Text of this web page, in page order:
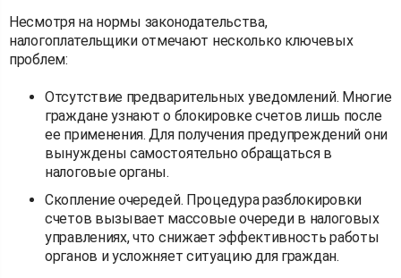
Несмотря на нормы законодательства,
налогоплательщики отмечают несколько ключевых
проблем:
Отсутствие предварительных уведомлений. Многие
граждане узнают о блокировке счетов лишь после
ее применения. Для получения предупреждений они
вынуждены самостоятельно обращаться в
налоговые органы.
Скопление очередей. Процедура разблокировки
счетов вызывает массовые очереди в налоговых
управлениях, что снижает эффективность работы
органов и усложняет ситуацию для граждан.